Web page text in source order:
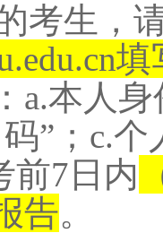
考生，
填
a.本人身
”； c.个
前7 日内
告。